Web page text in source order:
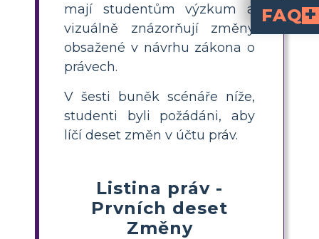
mají studentům výzkum a
vizuálně znázorňují změny
obsažené v návrhu zákona o
právech.
V šesti buněk scénáře níže,
studenti byli požádáni, aby
líčí deset změn v účtu práv.
Listina práv -
Prvních deset
Změny
FAQ